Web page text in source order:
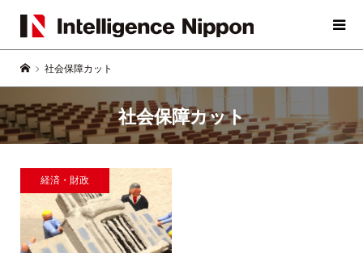
社会保障カット
社会保障カット
経済・財政